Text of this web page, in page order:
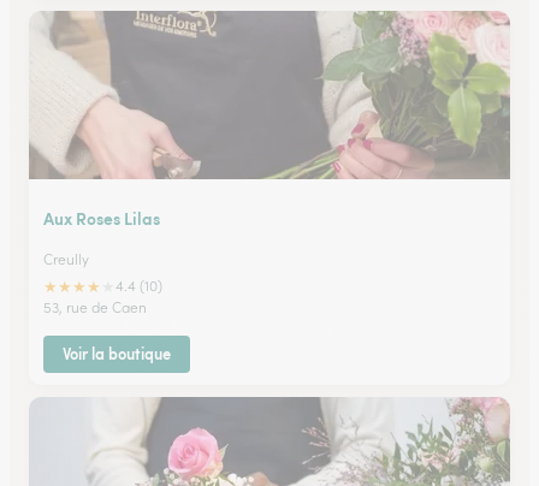
Aux Roses Lilas
Creully
★★★★
4.4 (10)
53, rue de Caen
Voir la boutique